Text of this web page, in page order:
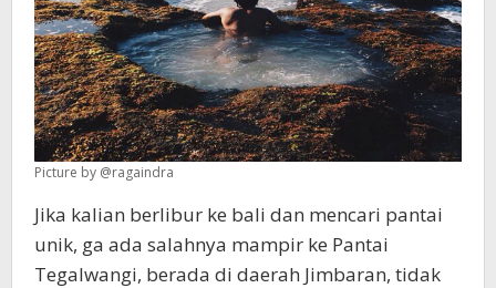
Picture by @ragaindra
Jika kalian berlibur ke bali dan mencari pantai
unik, ga ada salahnya mampir ke Pantai
Tegalwangi, berada di daerah Jimbaran, tidak